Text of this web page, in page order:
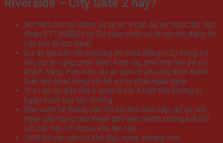
Riverside – City Gate 2 này?
Với tiềm lực tài chính và uy tín ở các dự án trước đó, tập
đoàn 577 (NBB2) và CII chắc chắn sẽ là cái tên đáng tin
cậy cho khách hàng.
Dự án giá bán tốt (khoảng 30 triệu đồng/m2) trong số
các dự án cùng phân khúc hiện nay, phù hợp với đa số
khách hàng. Hơn nữa, dự án còn có phương thức thanh
toán linh hoạt cộng với hỗ trợ từ phía ngân hàng.
Vị trí dự án đắc địa ở quận 8 với 4 mặt tiền không lo
ngập nước hay tắc đường.
Bên cạnh hệ thống tiện ích nội khu cao cấp, dự án còn
ngày gần trung tâm thành phố nên nhanh chóng kết nối
với các tiện ích ngoại khu lân cận
Thiết kế các căn hộ khá đẹp, rộng, thoáng mát.